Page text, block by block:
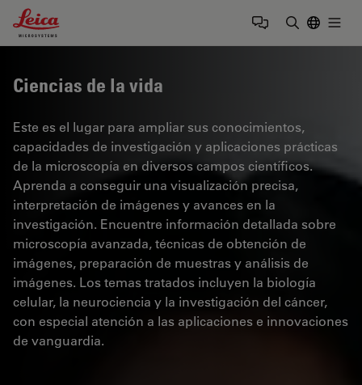
Leica Microsystems Logo
Ciencias de la vida
Este es el lugar para ampliar sus conocimientos,
capacidades de investigación y aplicaciones prácticas
de la microscopía en diversos campos científicos.
Aprenda a conseguir una visualización precisa,
interpretación de imágenes y avances en la
investigación. Encuentre información detallada sobre
microscopía avanzada, técnicas de obtención de
imágenes, preparación de muestras y análisis de
imágenes. Los temas tratados incluyen la biología
celular, la neurociencia y la investigación del cáncer,
con especial atención a las aplicaciones e innovaciones
de vanguardia.